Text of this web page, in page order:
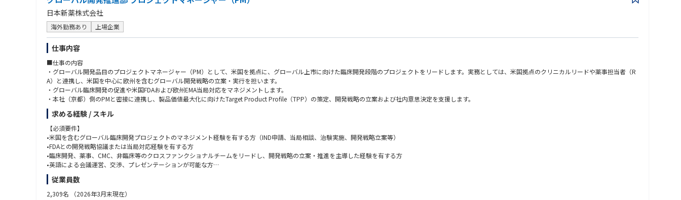
日本新薬株式会社
海外勤務あり 上場企業
仕事内容
■仕事の内容
・グローバル開発品目のプロジェクトマネージャー（PM）として、米国を拠点に、グローバル上市に向けた臨床開発段階のプロジェクトをリードします。実務としては、米国拠点のクリニカルリードや薬事担当者（R
A）と連携し、米国を中心に欧州を含むグローバル開発戦略の立案・実行を担います。
・グローバル臨床開発の促進や米国FDAおよび欧州EMA当局対応をマネジメントします。
・本社（京都）側のPMと密接に連携し、製品価値最大化に向けたTarget Product Profile（TPP）の策定、開発戦略の立案および社内意思決定を支援します。
求める経験 / スキル
【必須要件】
•米国を含むグローバル臨床開発プロジェクトのマネジメント経験を有する方（IND申請、当局相談、治験実施、開発戦略立案等）
•FDAとの開発戦略協議または当局対応経験を有する方
•臨床開発、薬事、CMC、非臨床等のクロスファンクショナルチームをリードし、開発戦略の立案・推進を主導した経験を有する方
•英語による会議運営、交渉、プレゼンテーションが可能な方
【歓迎要件】
•米国または欧州での勤務経験
従業員数
2,309名 （2026年3月末現在）